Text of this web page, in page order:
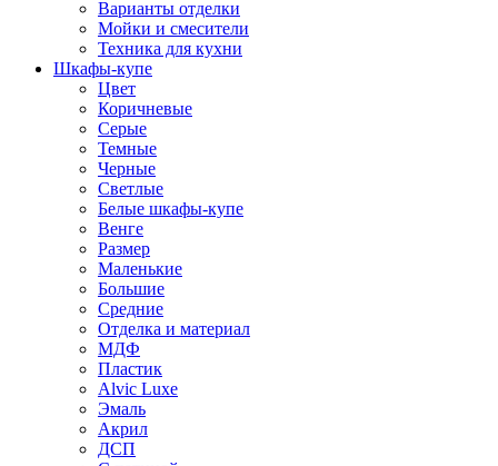
Варианты отделки
Мойки и смесители
Техника для кухни
Шкафы-купе
Цвет
Коричневые
Серые
Темные
Черные
Светлые
Белые шкафы-купе
Венге
Размер
Маленькие
Большие
Средние
Отделка и материал
МДФ
Пластик
Alvic Luxe
Эмаль
Акрил
ДСП